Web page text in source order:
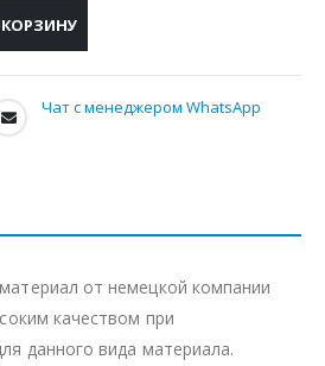
КОРЗИНУ
Чат с менеджером WhatsApp
от немецкой компании
качеством при
данного вида материала.